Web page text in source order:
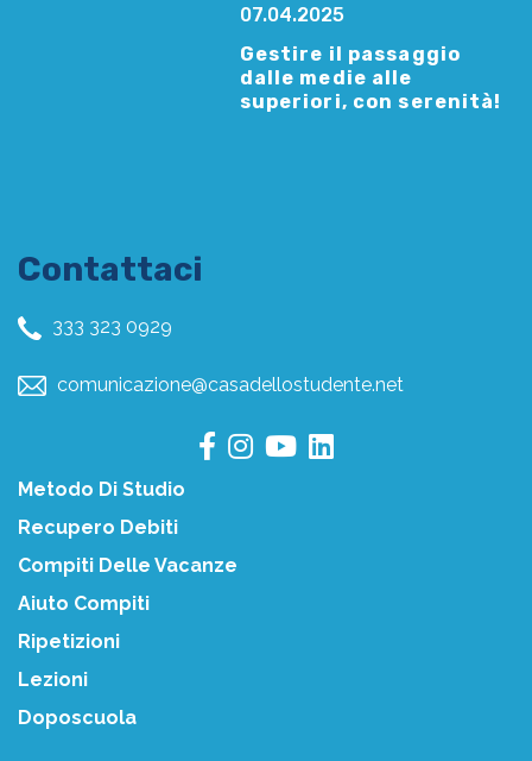
07.04.2025
Gestire il passaggio
dalle medie alle
superiori, con serenità!
Contattaci
333 323 0929
comunicazione@casadellostudente.net
Metodo Di Studio
Recupero Debiti
Compiti Delle Vacanze
Aiuto Compiti
Ripetizioni
Lezioni
Doposcuola